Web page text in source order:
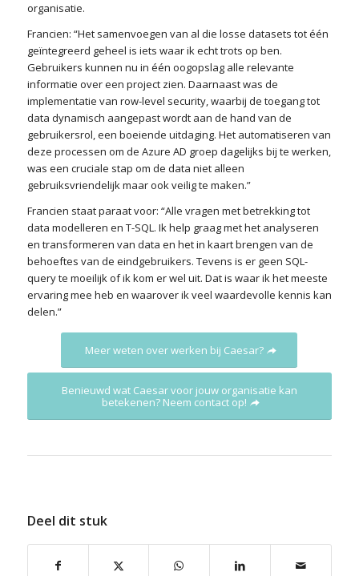
organisatie.
Francien: “Het samenvoegen van al die losse datasets tot één
geïntegreerd geheel is iets waar ik echt trots op ben.
Gebruikers kunnen nu in één oogopslag alle relevante
informatie over een project zien. Daarnaast was de
implementatie van row-level security, waarbij de toegang tot
data dynamisch aangepast wordt aan de hand van de
gebruikersrol, een boeiende uitdaging. Het automatiseren van
deze processen om de Azure AD groep dagelijks bij te werken,
was een cruciale stap om de data niet alleen
gebruiksvriendelijk maar ook veilig te maken.”
Francien staat paraat voor: “Alle vragen met betrekking tot
data modelleren en T-SQL. Ik help graag met het analyseren
en transformeren van data en het in kaart brengen van de
behoeftes van de eindgebruikers. Tevens is er geen SQL-
query te moeilijk of ik kom er wel uit. Dat is waar ik het meeste
ervaring mee heb en waarover ik veel waardevolle kennis kan
delen.”
Meer weten over werken bij Caesar?
Benieuwd wat Caesar voor jouw organisatie kan
betekenen? Neem contact op!
Deel dit stuk